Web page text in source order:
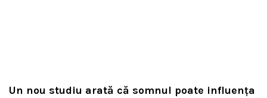
Un nou studiu arată că somnul poate influența